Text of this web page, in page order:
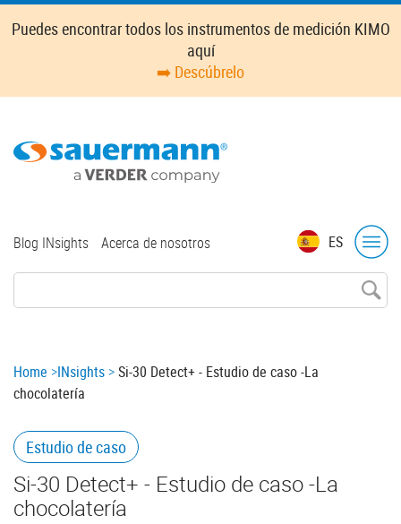
Skip
Puedes encontrar todos los instrumentos de medición KIMO
aquí
➡️ Descúbrelo
ES
Top
Blog INsights Acerca de nosotros
Breadcrumb
Home INsights
Si-30 Detect+ - Estudio de caso -La
chocolatería
Estudio de caso
Si-30 Detect+ - Estudio de caso -La
chocolatería